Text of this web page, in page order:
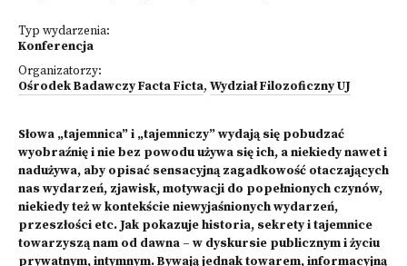
Typ wydarzenia:
Konferencja
Organizatorzy:
Ośrodek Badawczy Facta Ficta, Wydział Filozoficzny UJ
Słowa „tajemnica” i „tajemniczy” wydają się pobudzać
wyobraźnię i nie bez powodu używa się ich, a niekiedy nawet i
nadużywa, aby opisać sensacyjną zagadkowość otaczających
nas wydarzeń, zjawisk, motywacji do popełnionych czynów,
niekiedy też w kontekście niewyjaśnionych wydarzeń,
przeszłości etc. Jak pokazuje historia, sekrety i tajemnice
towarzyszą nam od dawna – w dyskursie publicznym i życiu
prywatnym, intymnym. Bywają jednak towarem, informacyjną